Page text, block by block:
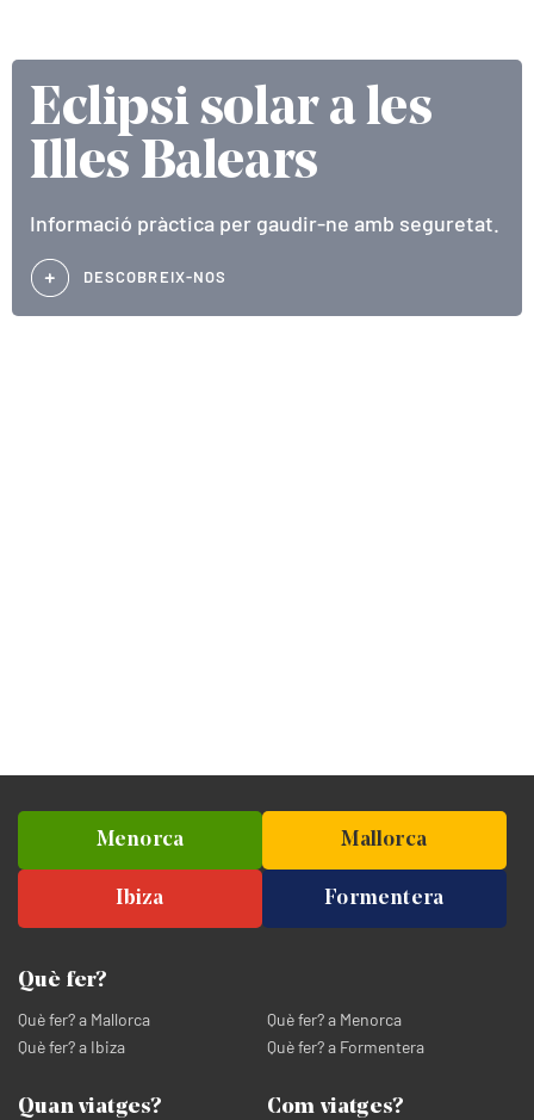
Eclipsi solar a les
Illes Balears
Informació pràctica per gaudir-ne amb seguretat.
DESCOBREIX-NOS
Menorca Mallorca
Ibiza Formentera
Què fer?
Què fer? a Mallorca
Què fer? a Menorca
Què fer? a Ibiza
Què fer? a Formentera
Quan viatges? Com viatges?